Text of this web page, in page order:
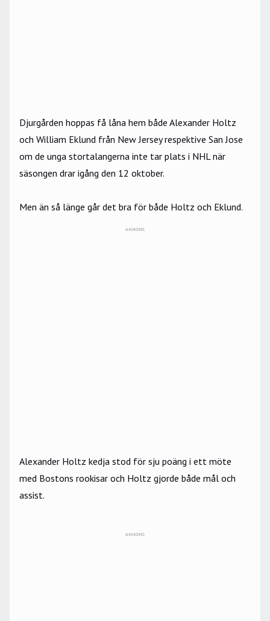
Djurgården hoppas få låna hem både Alexander Holtz
och William Eklund från New Jersey respektive San Jose
om de unga stortalangerna inte tar plats i NHL när
säsongen drar igång den 12 oktober.
Men än så länge går det bra för både Holtz och Eklund.
ANNONS
Alexander Holtz kedja stod för sju poäng i ett möte
med Bostons rookisar och Holtz gjorde både mål och
assist.
ANNONS